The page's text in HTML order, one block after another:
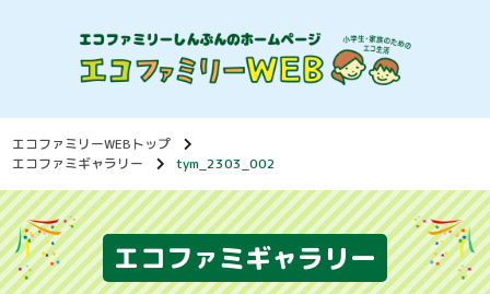
エコファミリーWEBトップ
エコファミギャラリー
tym_2303_002
エコファミギャラリー